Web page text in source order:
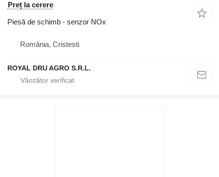
Preț la cerere
Piesă de schimb - senzor NOx
România, Cristesti
ROYAL DRU AGRO S.R.L.